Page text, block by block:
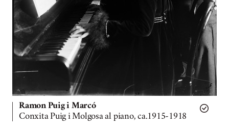
Ramon Puig i Marcó
Conxita Puig i Molgosa al piano, ca.1915-1918